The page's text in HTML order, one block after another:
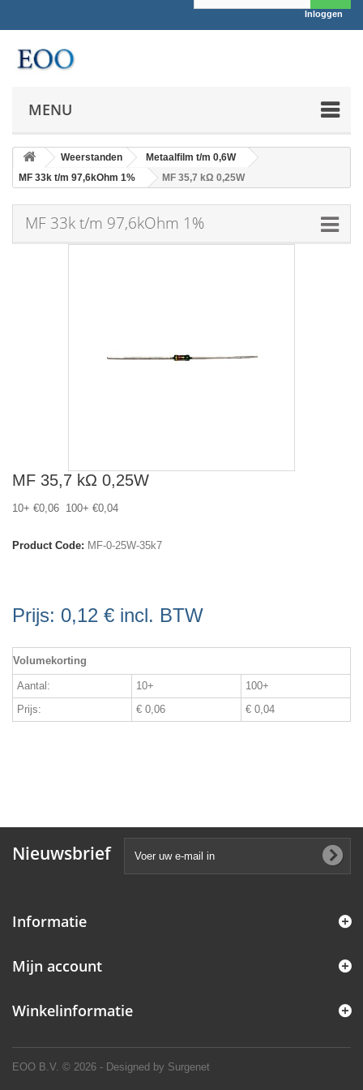
Inloggen
MENU
Weerstanden
Metaalfilm t/m 0,6W
MF 33k t/m 97,6kOhm 1%
MF 35,7 kΩ 0,25W
MF 33k t/m 97,6kOhm 1%
MF 35,7 kΩ 0,25W
10+ €0,06 100+ €0,04
Product Code: MF-0-25W-35k7
Prijs: 0,12 € incl. BTW
Volumekorting
Aantal: 10+
100+
Prijs:
€ 0,06 € 0,04
Nieuwsbrief
Informatie
EOO B.V. © 2026 - Designed by Surgenet
Mijn account
Winkelinformatie